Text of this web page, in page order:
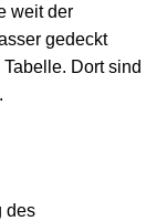
weit der
gedeckt
Dort sind
des